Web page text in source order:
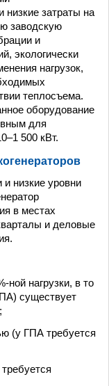
низкие затраты на
заводскую
и
экологически
нагрузок,
теплосъема.
оборудование
для
500 кВт.
и низкие уровни
в местах
и деловые
ной нагрузки, в то
существует
(у ГПА требуется